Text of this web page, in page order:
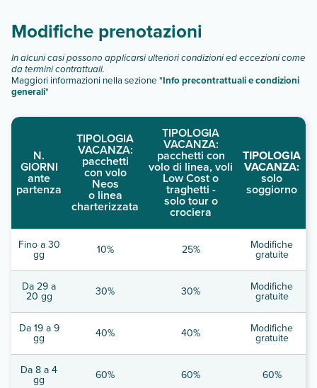
Modifiche prenotazioni
In alcuni casi possono applicarsi ulteriori condizioni ed eccezioni come
da termini contrattuali.
Maggiori informazioni nella sezione "Info precontrattuali e condizioni
generali"
N.
GIORNI
ante
partenza
TIPOLOGIA
VACANZA:
pacchetti
con volo
Neos
o linea
charterizzata
TIPOLOGIA
VACANZA:
pacchetti con
volo di linea, voli
Low Cost o
traghetti -
solo tour o
crociera
TIPOLOGIA
VACANZA:
solo
soggiorno
Fino a 30
gg 10% 25% Modifiche
gratuite
Da 29 a
20 gg 30% 30% Modifiche
gratuite
Da 19 a 9
gg 40% 40% Modifiche
gratuite
Da 8 a 4
gg 60% 60% 60%